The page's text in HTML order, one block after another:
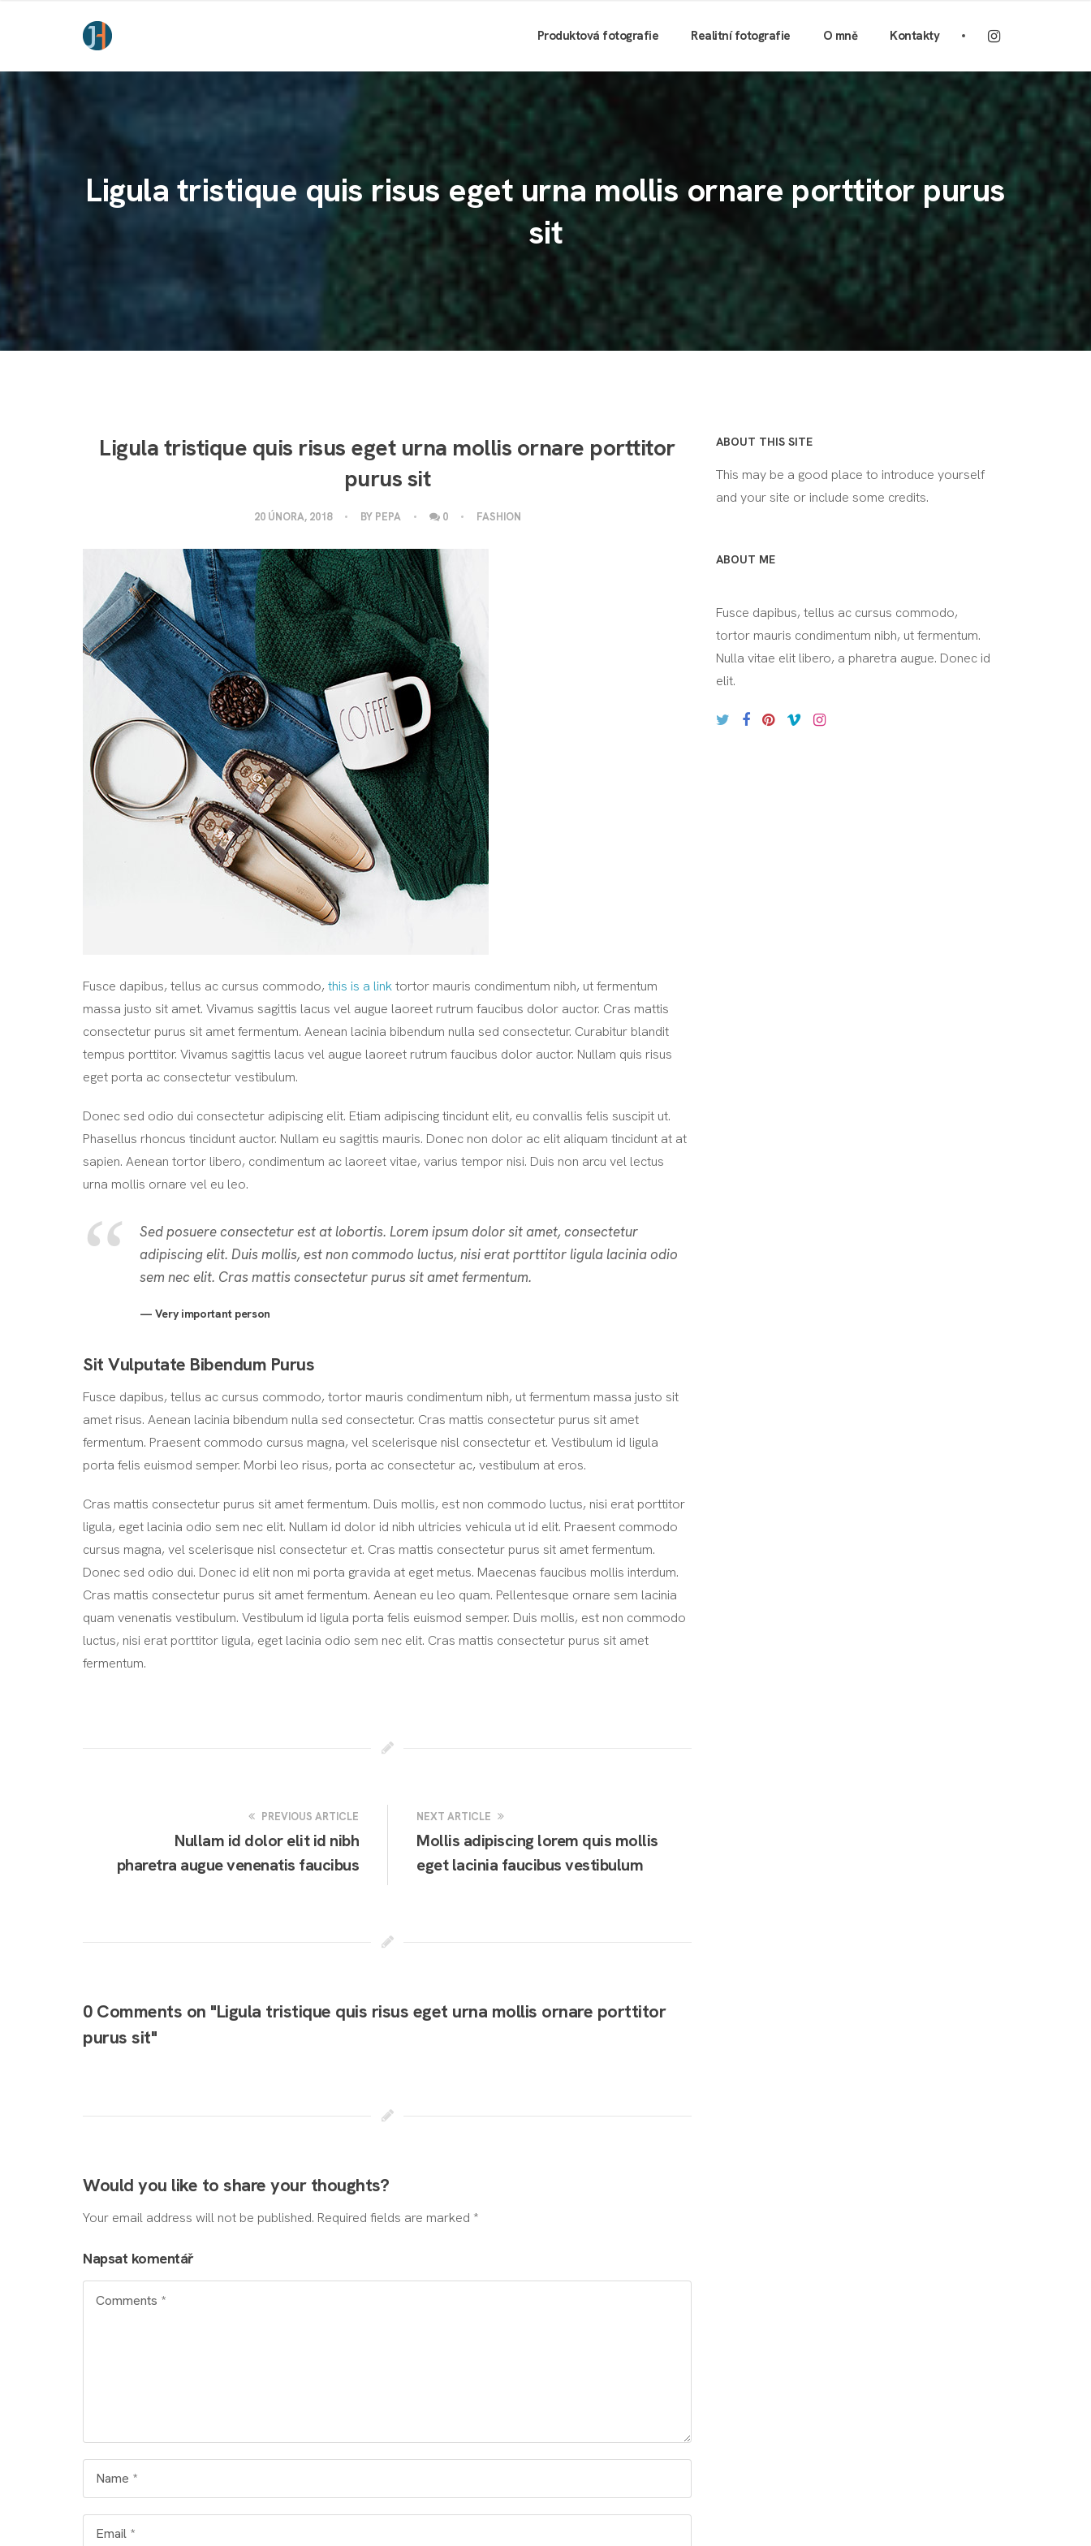
Produktová fotografie Realitní fotografie O mně Kontakty
Ligula tristique quis risus eget urna mollis ornare porttitor purus
sit
Ligula tristique quis risus eget urna mollis ornare porttitor
purus sit
20 ÚNORA, 2018 BY PEPA 0 FASHION
Fusce dapibus, tellus ac cursus commodo, this is a linktortor mauris condimentum nibh, ut fermentum
massa justo sit amet. Vivamus sagittis lacus vel augue laoreet rutrum faucibus dolor auctor. Cras mattis
consectetur purus sit amet fermentum. Aenean lacinia bibendum nulla sed consectetur. Curabitur blandit
tempus porttitor. Vivamus sagittis lacus vel augue laoreet rutrum faucibus dolor auctor. Nullam quis risus
eget porta ac consectetur vestibulum.
Donec sed odio dui consectetur adipiscing elit. Etiam adipiscing tincidunt elit, eu convallis felis suscipit ut.
Phasellus rhoncus tincidunt auctor. Nullam eu sagittis mauris. Donec non dolor ac elit aliquam tincidunt at at
sapien. Aenean tortor libero, condimentum ac laoreet vitae, varius tempor nisi. Duis non arcu vel lectus
urna mollis ornare vel eu leo.
Sed posuere consectetur est at lobortis. Lorem ipsum dolor sit amet, consectetur
adipiscing elit. Duis mollis, est non commodo luctus, nisi erat porttitor ligula lacinia odio
sem nec elit. Cras mattis consectetur purus sit amet fermentum.
Very important person
Sit Vulputate Bibendum Purus
Fusce dapibus, tellus ac cursus commodo, tortor mauris condimentum nibh, ut fermentum massa justo sit
amet risus. Aenean lacinia bibendum nulla sed consectetur. Cras mattis consectetur purus sit amet
fermentum. Praesent commodo cursus magna, vel scelerisque nisl consectetur et. Vestibulum id ligula
porta felis euismod semper. Morbi leo risus, porta ac consectetur ac, vestibulum at eros.
Cras mattis consectetur purus sit amet fermentum. Duis mollis, est non commodo luctus, nisi erat porttitor
ligula, eget lacinia odio sem nec elit. Nullam id dolor id nibh ultricies vehicula ut id elit. Praesent commodo
cursus magna, vel scelerisque nisl consectetur et. Cras mattis consectetur purus sit amet fermentum.
Donec sed odio dui. Donec id elit non mi porta gravida at eget metus. Maecenas faucibus mollis interdum.
Cras mattis consectetur purus sit amet fermentum. Aenean eu leo quam. Pellentesque ornare sem lacinia
quam venenatis vestibulum. Vestibulum id ligula porta felis euismod semper. Duis mollis, est non commodo
luctus, nisi erat porttitor ligula, eget lacinia odio sem nec elit. Cras mattis consectetur purus sit amet
fermentum.
PREVIOUS ARTICLE
Nullam id dolor elit id nibh
pharetra augue venenatis faucibus
NEXT ARTICLE
Mollis adipiscing lorem quis mollis
eget lacinia faucibus vestibulum
0 Comments on "Ligula tristique quis risus eget urna mollis ornare porttitor
purus sit"
Would you like to share your thoughts?
Your email address will not be published. Required fields are marked *
Napsat komentář
ABOUT THIS SITE
This may be a good place to introduce yourself
and your site or include some credits.
ABOUT ME
Fusce dapibus, tellus ac cursus commodo,
tortor mauris condimentum nibh, ut fermentum.
Nulla vitae elit libero, a pharetra augue. Donec id
elit.